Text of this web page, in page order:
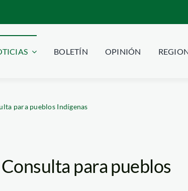
BOLETÍN OPINIÓN
para pueblos Indígenas
para pueblos